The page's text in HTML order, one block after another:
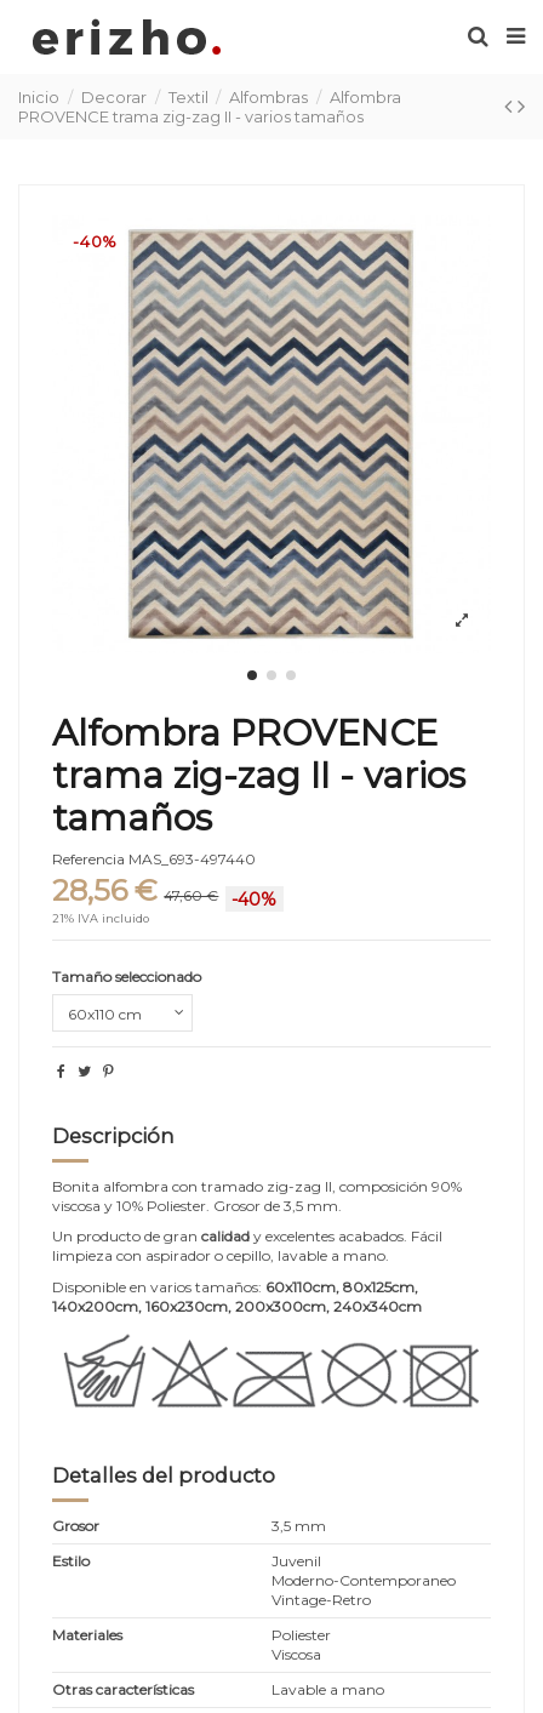
Inicio Decorar Textil Alfombras
Alfombra
PROVENCE trama zig-zag II - varios tamaños
-40%
Alfombra PROVENCE
trama zig-zag II - varios
tamaños
Referencia MAS_693-497440
28,56 € 47,60 € -40%
21% IVA incluido
Tamaño seleccionado
Descripción
Bonita alfombra con tramado zig-zag II, composición 90%
viscosa y 10% Poliester. Grosor de 3,5 mm.
Un producto de gran calidad y excelentes acabados. Fácil
limpieza con aspirador o cepillo, lavable a mano.
Disponible en varios tamaños: 60x110cm, 80x125cm,
140x200cm, 160x230cm, 200x300cm, 240x340cm
Detalles del producto
Grosor
3,5 mm
Estilo
Juvenil
Moderno-Contemporaneo
Vintage-Retro
Materiales
Poliester
Viscosa
Otras características
Lavable a mano